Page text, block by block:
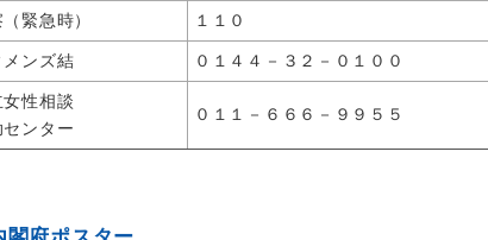
緊急時） １１０
メンズ結 ０１４４－３２－０１００
女性相談
センター
０１１－６６６－９９５５